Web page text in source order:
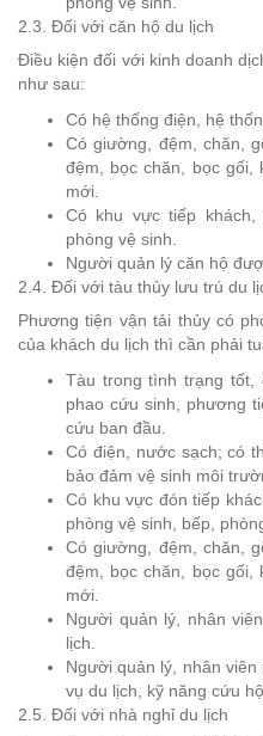
2.3. Đối với căn hộ du lịch
Điều kiện đối với kinh doanh
như sau:
Có hệ thống điện, hệ
Có giường, đệm, chăn,
đệm, bọc chăn, bọc gối,
mới.
Có khu vực tiếp khách,
phòng vệ sinh.
Người quản lý căn hộ
2.4. Đối với tàu thủy lưu trú du
Phương tiện vận tải thủy có
của khách du lịch thì cần phải
Tàu trong tình trạng tốt,
phao cứu sinh, phương
cứu ban đầu.
Có điện, nước sạch; có
bảo đảm vệ sinh môi
Có khu vực đón tiếp
phòng vệ sinh, bếp,
Có giường, đệm, chăn,
đệm, bọc chăn, bọc gối,
mới.
Người quản lý, nhân
lịch.
Người quản lý, nhân
vụ du lịch, kỹ năng cứu
2.5. Đối với nhà nghỉ du lịch